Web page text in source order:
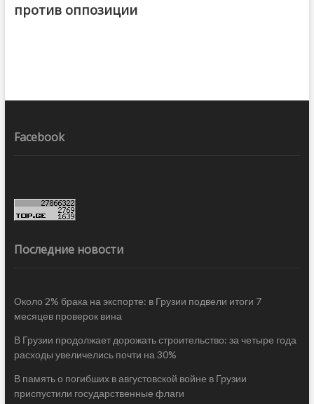
против оппозиции
Facebook
Последние новости
Около 2% брака на экспорте: в Грузии подвели итоги 7
месяцев проверок вина
В Грузии продолжает дорожать строительство: за четыре года
расходы увеличелись почти на 30%
В память о погибших в августовской войне в Грузии
приспустили государственные флаги